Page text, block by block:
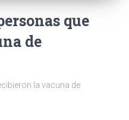
que
de
la vacuna de